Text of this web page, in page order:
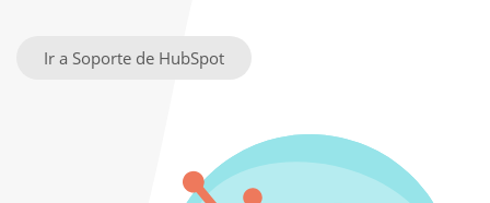
Ir a Soporte de HubSpot